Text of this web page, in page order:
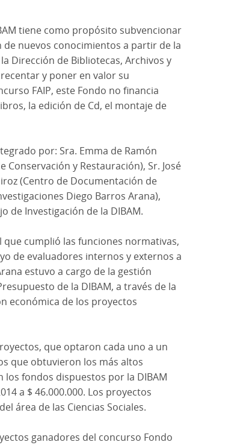
tiene como propósito subvencionar
nuevos conocimientos a partir de la
Dirección de Bibliotecas, Archivos y
y poner en valor su
FAIP, este Fondo no financia
la edición de Cd, el montaje de
por: Sra. Emma de Ramón
Conservación y Restauración), Sr. José
(Centro de Documentación de
Diego Barros Arana),
de Investigación de la DIBAM.
cumplió las funciones normativas,
de evaluadores internos y externos a
estuvo a cargo de la gestión
de la DIBAM, a través de la
económica de los proyectos
que optaron cada uno a un
que obtuvieron los más altos
los fondos dispuestos por la DIBAM
a $ 46.000.000. Los proyectos
área de las Ciencias Sociales.
ganadores del concurso Fondo